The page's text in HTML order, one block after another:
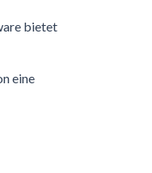
bietet
eine